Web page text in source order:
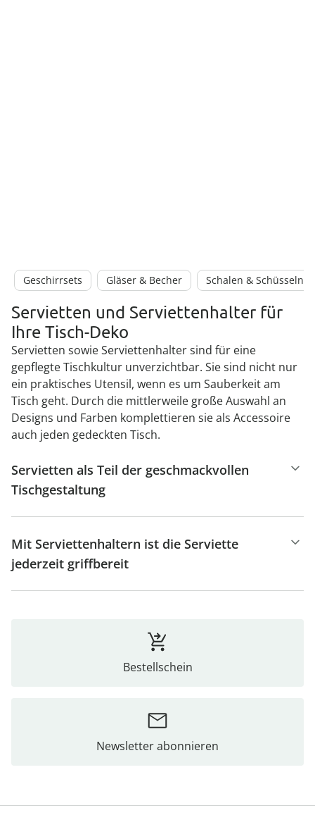
Geschirrsets Gläser & Becher Schalen & Schüsseln
Servietten und Serviettenhalter für
Ihre Tisch-Deko
Servietten sowie Serviettenhalter sind für eine
gepflegte Tischkultur unverzichtbar. Sie sind nicht nur
ein praktisches Utensil, wenn es um Sauberkeit am
Tisch geht. Durch die mittlerweile große Auswahl an
Designs und Farben komplettieren sie als Accessoire
auch jeden gedeckten Tisch.
Servietten als Teil der geschmackvollen
Tischgestaltung
Mit Serviettenhaltern ist die Serviette
jederzeit griffbereit
Bestellschein
Newsletter abonnieren